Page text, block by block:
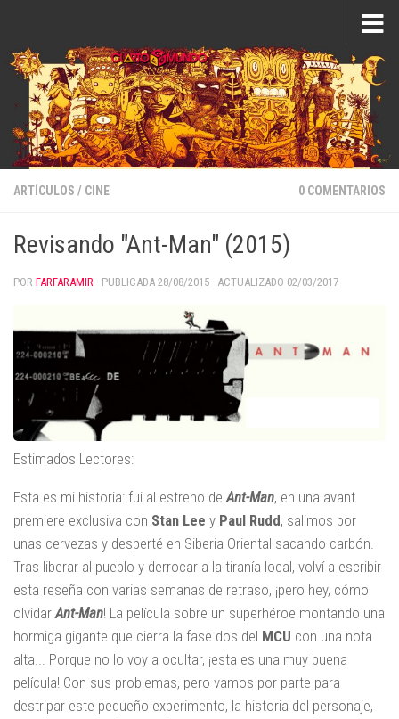
ARTÍCULOS / CINE 0 COMENTARIOS
Revisando "Ant-Man" (2015)
POR FARFARAMIR · PUBLICADA 28/08/2015 · ACTUALIZADO 02/03/2017
Estimados Lectores:
Esta es mi historia: fui al estreno deAnt-Man, en una avant
premiere exclusiva con Stan Lee y Paul Rudd, salimos por
unas cervezas y desperté en Siberia Oriental sacando carbón.
Tras liberar al pueblo y derrocar a la tiranía local, volví a escribir
esta reseña con varias semanas de retraso, ¡pero hey, cómo
olvidarAnt-Man! La película sobre un superhéroe montando una
hormiga gigante que cierra la fase dos del MCU con una nota
alta... Porque no lo voy a ocultar, ¡esta es una muy buena
película! Con sus problemas, pero vamos por parte para
destripar este pequeño experimento, la historia del personaje,